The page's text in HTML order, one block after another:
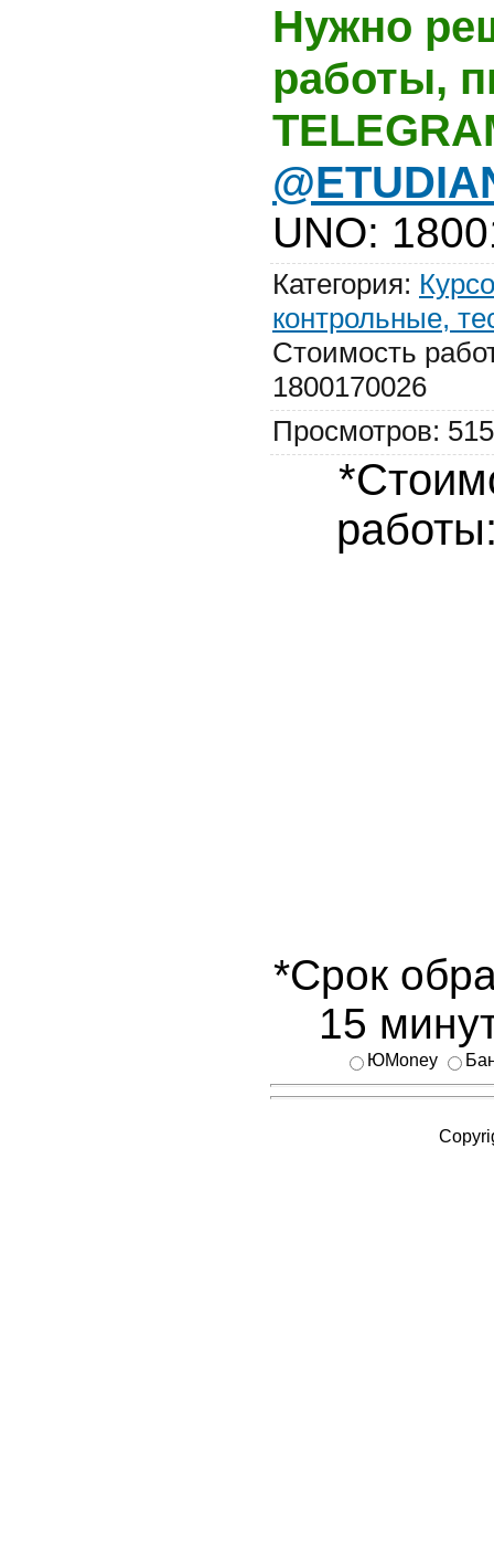
Нужно
работы,
UNO:
Категория:
контрольные,
Стоимость
1800170026
Просмотров: 515
*Срок
15
ЮMoney